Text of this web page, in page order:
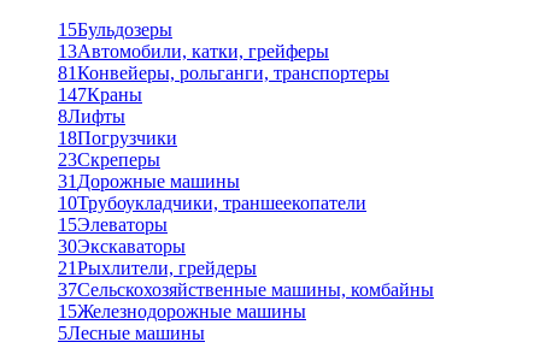
15Бульдозеры
13Автомобили, катки, грейферы
81Конвейеры, рольганги, транспортеры
147Краны
8Лифты
18Погрузчики
23Скреперы
31 Дорожные машины
10Трубоукладчики, траншеекопатели
15Элеваторы
30Экскаваторы
21Рыхлители, грейдеры
37Сельскохозяйственные машины, комбайны
15Железнодорожные машины
5Лесные машины